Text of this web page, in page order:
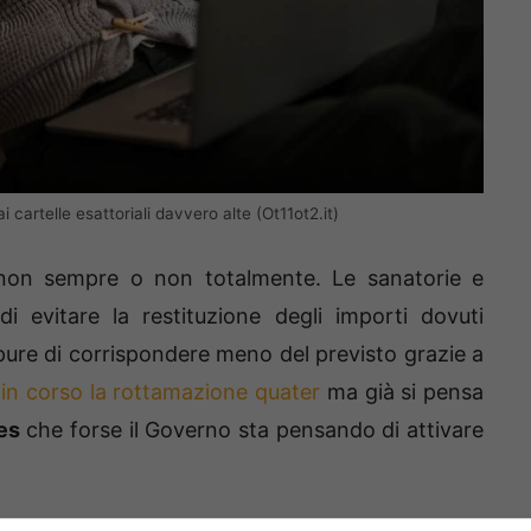
cartelle esattoriali davvero alte (Ot11ot2.it)
sempre o non totalmente. Le sanatorie e
evitare la restituzione degli importi dovuti
di corrispondere meno del previsto grazie a
corso la rottamazione quater ma già si pensa
che forse il Governo sta pensando di attivare